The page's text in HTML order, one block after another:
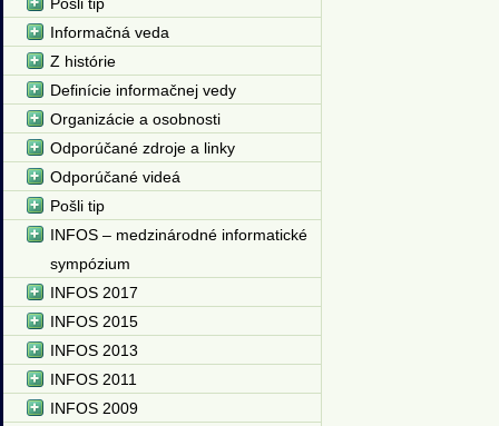
Informačná veda
Z histórie
Definície informačnej vedy
Organizácie a osobnosti
Odporúčané zdroje a linky
Odporúčané videá
Pošli tip
INFOS – medzinárodné informatické
sympózium
INFOS 2017
INFOS 2015
INFOS 2013
INFOS 2011
INFOS 2009